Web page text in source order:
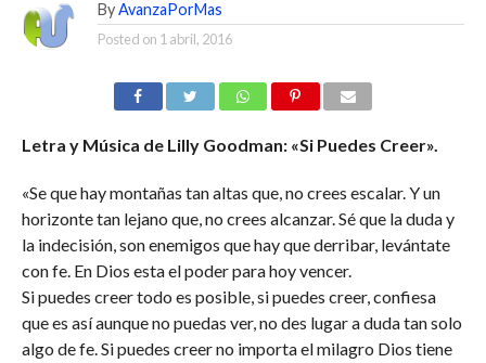
By AvanzaPorMas
Posted on 1 abril, 2016
Letra y Música de Lilly Goodman: «Si Puedes Creer».
«Se que hay montañas tan altas que, no crees escalar. Y un
horizonte tan lejano que, no crees alcanzar. Sé que la duda y
la indecisión, son enemigos que hay que derribar, levántate
con fe. En Dios esta el poder para hoy vencer.
Si puedes creer todo es posible, si puedes creer, confiesa
que es así aunque no puedas ver, no des lugar a duda tan solo
algo de fe. Si puedes creer no importa el milagro Dios tiene